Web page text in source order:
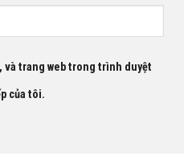
và trang web trong trình duyệt
của tôi.